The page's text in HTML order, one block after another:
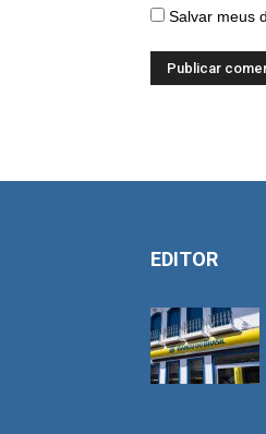
Salvar meus
EDITOR